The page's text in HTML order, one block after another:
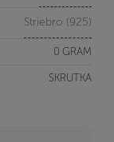
Striebro (925)
0 GRAM
SKRUTKA